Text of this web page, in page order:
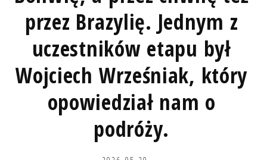
przez Brazylię. Jednym z
uczestników etapu był
Wojciech Wrześniak, który
opowiedział nam o
podróży.